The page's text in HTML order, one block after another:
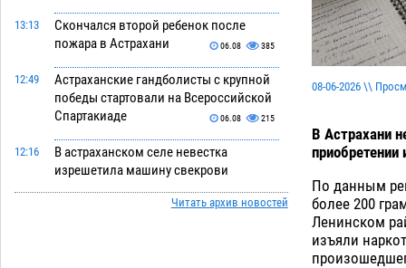
13:13
Скончался второй ребенок после
пожара в Астрахани
06.08 385
12:49
Астраханские гандболисты с крупной
победы стартовали на Всероссийской
Спартакиаде
06.08 215
12:16
В астраханском селе невестка
изрешетила машину свекрови
06.08 305
Читать архив новостей
08-06-2026 \\
В Астрахани
По данным
более 200
Ленинском
изъяли